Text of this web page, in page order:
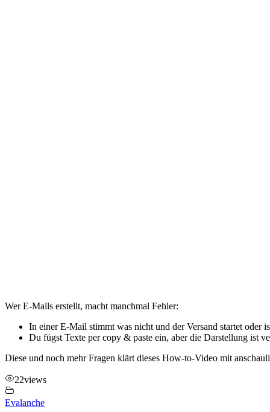
Wer E-Mails erstellt, macht manchmal Fehler:
In einer E-Mail stimmt was nicht und der Versand startet oder
Du fügst Texte per copy & paste ein, aber die Darstellung ist
Diese und noch mehr Fragen klärt dieses How-to-Video mit
22views
Evalanche